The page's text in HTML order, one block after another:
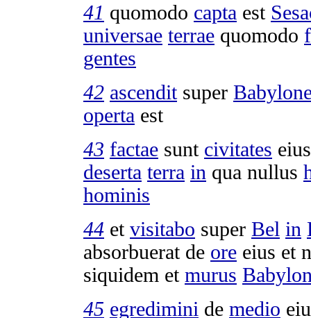
41 quomodo capta est
universae terrae quomodo
gentes
42 ascenditsuper
operta est
43 factae sunt civitates
deserta terra in qua nullus
hominis
44 et visitabo super Bel in
absorbueratde ore eius et
siquidem et murus
45 egredimini de medio